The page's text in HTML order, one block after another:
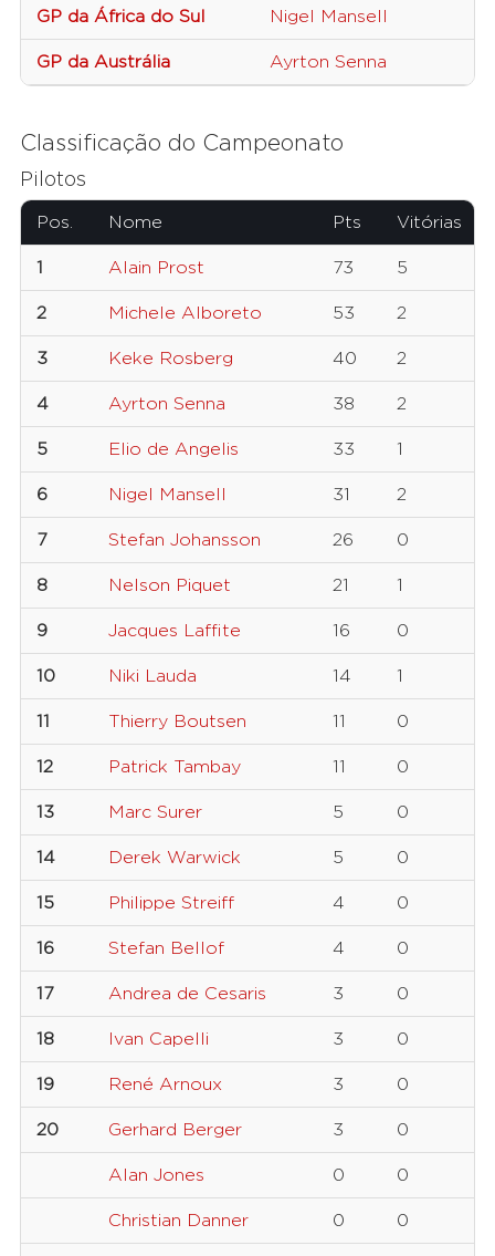
GP da África do Sul Nigel Mansell
GP da Austrália Ayrton Senna
Classificação do Campeonato
Pilotos
Pos. Nome Pts Vitórias
1 Alain Prost 73 5
2 Michele Alboreto 53 2
3 Keke Rosberg 40 2
4 Ayrton Senna 38 2
5 Elio de Angelis 33 1
6 Nigel Mansell 31 2
7 Stefan Johansson 26 0
8 Nelson Piquet 21 1
9 Jacques Laffite 16 0
10 Niki Lauda 14 1
11 Thierry Boutsen 11 0
12 Patrick Tambay 11 0
13 Marc Surer 5 0
14 Derek Warwick 5 0
15 Philippe Streiff 4 0
16 Stefan Bellof 4 0
17 Andrea de Cesaris 3 0
18 Ivan Capelli 3 0
19 René Arnoux 3 0
20 Gerhard Berger 3 0
Alan Jones 0 0
Christian Danner 0 0